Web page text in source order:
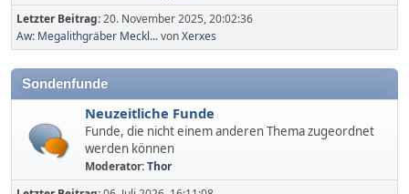
Letzter Beitrag:20. November 2025, 20:02:36
Aw: Megalithgräber Meckl...vonXerxes
Sondenfunde
Neuzeitliche Funde
Funde, die nicht einem anderen Thema zugeordnet
werden können
Moderator:Thor